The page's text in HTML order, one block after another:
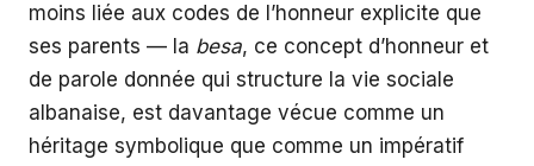
moins liée aux codes de l’honneur explicite que
ses parents — la besa, ce concept d’honneur et
de parole donnée qui structure la vie sociale
albanaise, est davantage vécue comme un
héritage symbolique que comme un impératif